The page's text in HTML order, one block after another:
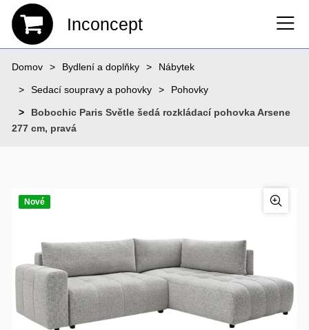
Inconcept
Domov Bydlení a doplňky Nábytek
Sedací soupravy a pohovky Pohovky
Bobochic Paris Světle šedá rozkládací pohovka Arsene
277 cm, pravá
Nové